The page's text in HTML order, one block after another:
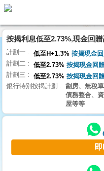
代
理
主
頁
搵
樓/
交
業
主
按揭利息低至2.73%,現金回
計劃一 低至H+1.3% 按揭現金
計劃二 低至2.73% 按揭現金回
計劃三 低至2.73% 按揭現金回
銀行特別按揭計劃
劏房、無稅
債務整合、
屋等等